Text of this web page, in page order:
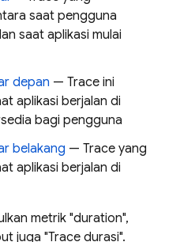
saat pengguna
saat aplikasi mulai
depan — Trace ini
aplikasi berjalan di
bagi pengguna
belakang — Trace yang
aplikasi berjalan di
metrik "duration",
juga "Trace durasi".